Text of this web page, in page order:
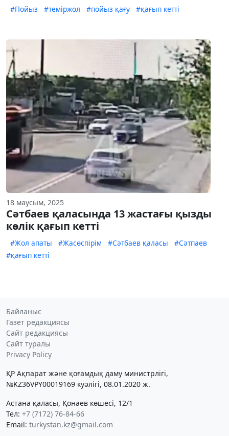
#Пойыз #теміржол #пойыз қағу #қағып кетті
18 маусым, 2025
Сәтбаев қаласында 13 жастағы қызды
көлік қағып кетті
#Жол апаты #Жасөспірім #Сәтбаев қаласы
#Сәтпаев
#қағып кетті
Байланыс
Газет редакциясы
Сайт редакциясы
Сайт туралы
Privacy Policy
ҚР Ақпарат және қоғамдық даму министрлігі,
№KZ36VPY00019169 куәлігі, 08.01.2020 ж.
Астана қаласы, Қонаев көшесі, 12/1
Тел: +7 (7172) 76-84-66
Email: turkystan.kz@gmail.com